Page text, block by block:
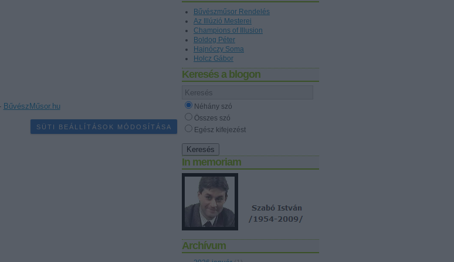
Bűvészműsor Rendelés
Az Illúzió Mesterei
Champions of Illusion
Boldog Péter
Hajnóczy Soma
Holcz Gábor
Keresés a blogon
Néhány szó
Összes szó
Egész kifejezést
In memoriam
Archívum
- Bűvész Műsor.hu
SÜTI BEÁLLÍTÁSOK MÓDOSÍTÁSA